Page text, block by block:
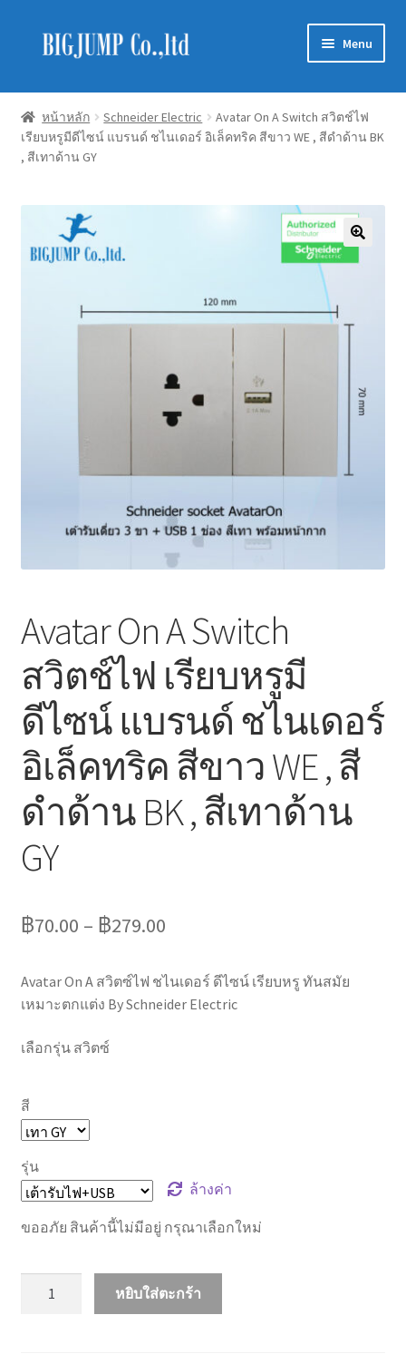
Skip
Skip
Menu
Schneider Electric
Philips Lighting
MEAN WELL
Download Catalog
รับเหมาออกแบบติดตั้ง
มุมแชร์ความรู้
menu
วิธีการชำระเงิน
การจัดส่งสินค้า
หน้าหลัก Schneider Electric
Avatar On A Switch สวิตช์ไฟ
เรียบหรูมีดีไซน์ แบรนด์ ชไนเดอร์ อิเล็คทริค สีขาว WE , สีดำด้าน BK
, สีเทาด้าน GY
Avatar On A Switch
สวิตช์ไฟ เรียบหรูมี
ดีไซน์ แบรนด์ ชไนเดอร์
อิเล็คทริค สีขาว WE , สี
ดำด้าน BK , สีเทาด้าน
GY
฿70.00 – ฿279.00
Avatar On A สวิตซ์ไฟ ชไนเดอร์ ดีไซน์ เรียบหรู ทันสมัย
เหมาะตกแต่ง By Schneider Electric
เลือกรุ่น สวิตซ์
สี
รุ่น
ล้างค่า
ขออภัย สินค้านี้ไม่มีอยู่ กรุณาเลือกใหม่
หยิบใส่ตะกร้า